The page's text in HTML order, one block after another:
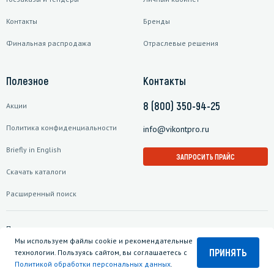
Контакты
Финальная распродажа
Бренды
Отраслевые решения
Полезное
Акции
Политика конфиденциальности
Briefly in English
Скачать каталоги
Расширенный поиск
Контакты
8 (800) 350-94-25
info@vikontpro.ru
ЗАПРОСИТЬ ПРАЙС
Подписаться на рассылку
Мы используем файлы cookie и рекомендательные
технологии. Пользуясь сайтом, вы соглашаетесь с
Политикой обработки персональных данных.
ПРИНЯТЬ